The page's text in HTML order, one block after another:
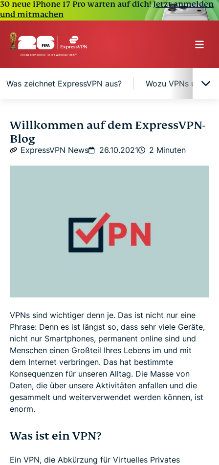
30 neue iPhone 17 Pro warten auf dich!Jetzt anmelden
und mitmachen
Was zeichnet ExpressVPN aus? Wozu VPNs und
Was ist ein VPN?
Was zeichnet ExpressVPN aus?
Willkommen auf dem ExpressVPN-
Blog
ExpressVPN News 26.10.2021 2 Minuten
VPNs sind wichtiger denn je. Das ist nicht nur eine
Phrase: Denn es ist längst so, dass sehr viele Geräte,
nicht nur Smartphones, permanent online sind und
Menschen einen Großteil Ihres Lebens im und mit
dem Internet verbringen. Das hat bestimmte
Konsequenzen für unseren Alltag. Die Masse von
Daten, die über unsere Aktivitäten anfallen und die
gesammelt und weiterverwendet werden können, ist
enorm.
Was ist ein VPN?
Ein VPN, die Abkürzung für Virtuelles Privates